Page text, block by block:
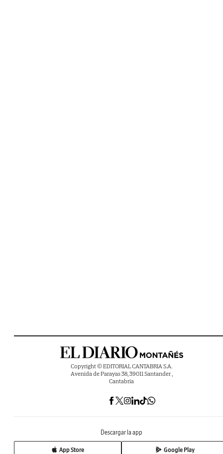
Copyright © EDITORIAL CANTABRIA S.A.
Avenida de Parayas 38, 39011 Santander ,
Cantabria
Descargar la app
App Store Google Play